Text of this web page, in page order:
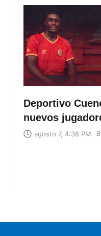
Deportivo
nuevos
agosto 7, 4:38 PM